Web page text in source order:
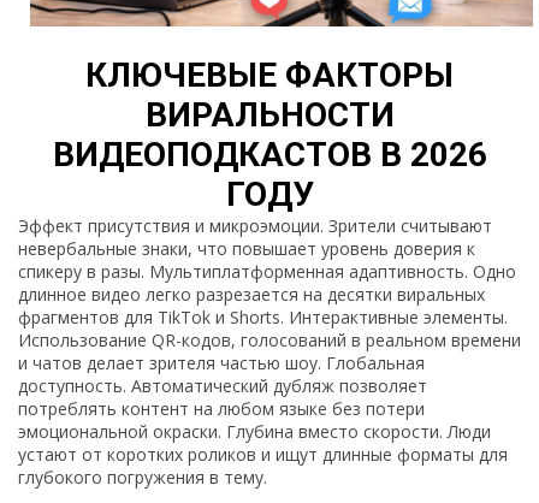
КЛЮЧЕВЫЕ ФАКТОРЫ
ВИРАЛЬНОСТИ
ВИДЕОПОДКАСТОВ В 2026
ГОДУ
Эффект присутствия и микроэмоции. Зрители считывают
невербальные знаки, что повышает уровень доверия к
спикеру в разы. Мультиплатформенная адаптивность. Одно
длинное видео легко разрезается на десятки виральных
фрагментов для TikTok и Shorts. Интерактивные элементы.
Использование QR-кодов, голосований в реальном времени
и чатов делает зрителя частью шоу. Глобальная
доступность. Автоматический дубляж позволяет
потреблять контент на любом языке без потери
эмоциональной окраски. Глубина вместо скорости. Люди
устают от коротких роликов и ищут длинные форматы для
глубокого погружения в тему.